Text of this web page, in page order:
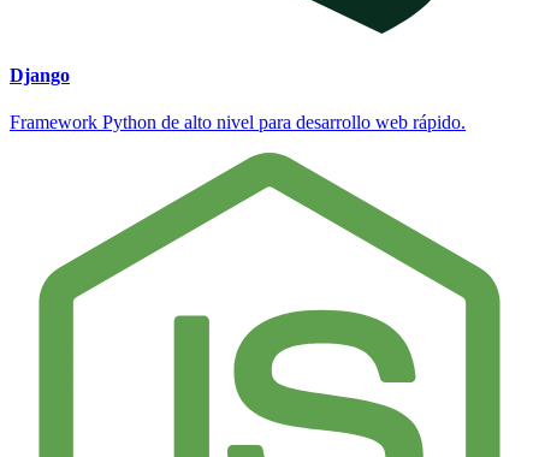
Django
Framework Python de alto nivel para desarrollo web rápido.